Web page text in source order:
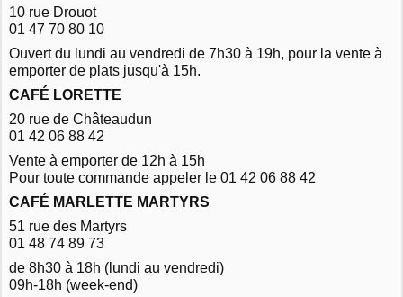
10 rue Drouot
01 47 70 80 10
Ouvert du lundi au vendredi de 7h30 à 19h, pour la vente à
emporter de plats jusqu'à 15h.
CAFÉ LORETTE
20 rue de Châteaudun
01 42 06 88 42
Vente à emporter de 12h à 15h
Pour toute commande appeler le 01 42 06 88 42
CAFÉ MARLETTE MARTYRS
51 rue des Martyrs
01 48 74 89 73
de 8h30 à 18h (lundi au vendredi)
09h-18h (week-end)